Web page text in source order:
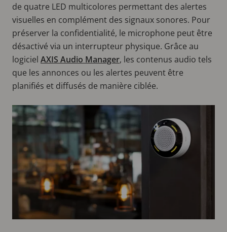
de quatre LED multicolores permettant des alertes
visuelles en complément des signaux sonores. Pour
préserver la confidentialité, le microphone peut être
désactivé via un interrupteur physique. Grâce au
logiciel AXIS Audio Manager, les contenus audio tels
que les annonces ou les alertes peuvent être
planifiés et diffusés de manière ciblée.